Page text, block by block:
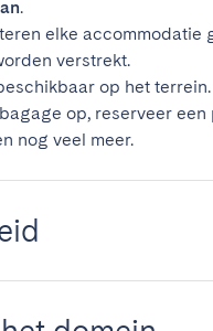
.
elke accommodatie
verstrekt.
op het terrein.
op, reserveer
nog veel meer.